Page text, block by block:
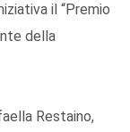
il “Premio
della
Restaino,